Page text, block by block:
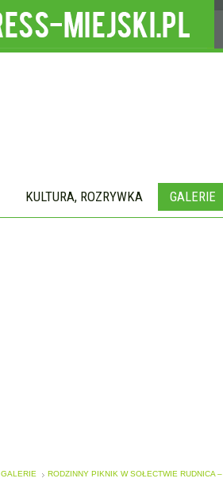
KULTURA, ROZRYWKA GALERIE
GALERIE RODZINNY PIKNIK W SOŁECTWIE RUDNICA